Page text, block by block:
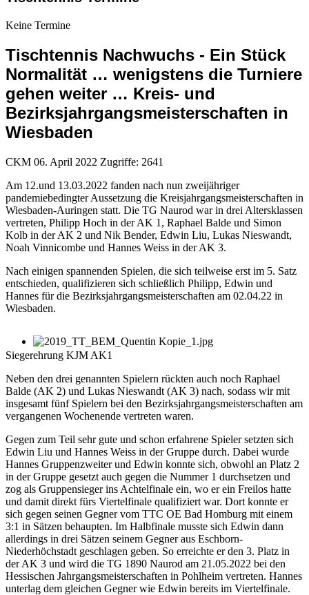
Keine Termine
Tischtennis Nachwuchs - Ein Stück
Normalität … wenigstens die Turniere
gehen weiter … Kreis- und
Bezirksjahrgangsmeisterschaften in
Wiesbaden
CKM 06. April 2022 Zugriffe: 2641
Am 12.und 13.03.2022 fanden nach nun zweijähriger
pandemiebedingter Aussetzung die Kreisjahrgangsmeisterschaften in
Wiesbaden-Auringen statt. Die TG Naurod war in drei Altersklassen
vertreten, Philipp Hoch in der AK 1, Raphael Balde und Simon
Kolb in der AK 2 und Nik Bender, Edwin Liu, Lukas Nieswandt,
Noah Vinnicombe und Hannes Weiss in der AK 3.
Nach einigen spannenden Spielen, die sich teilweise erst im 5. Satz
entschieden, qualifizieren sich schließlich Philipp, Edwin und
Hannes für die Bezirksjahrgangsmeisterschaften am 02.04.22 in
Wiesbaden.
Siegerehrung KJM AK1
Neben den drei genannten Spielern rückten auch noch Raphael
Balde (AK 2) und Lukas Nieswandt (AK 3) nach, sodass wir mit
insgesamt fünf Spielern bei den Bezirksjahrgangsmeisterschaften am
vergangenen Wochenende vertreten waren.
Gegen zum Teil sehr gute und schon erfahrene Spieler setzten sich
Edwin Liu und Hannes Weiss in der Gruppe durch. Dabei wurde
Hannes Gruppenzweiter und Edwin konnte sich, obwohl an Platz 2
in der Gruppe gesetzt auch gegen die Nummer 1 durchsetzen und
zog als Gruppensieger ins Achtelfinale ein, wo er ein Freilos hatte
und damit direkt fürs Viertelfinale qualifiziert war. Dort konnte er
sich gegen seinen Gegner vom TTC OE Bad Homburg mit einem
3:1 in Sätzen behaupten. Im Halbfinale musste sich Edwin dann
allerdings in drei Sätzen seinem Gegner aus Eschborn-
Niederhöchstadt geschlagen geben. So erreichte er den 3. Platz in
der AK 3 und wird die TG 1890 Naurod am 21.05.2022 bei den
Hessischen Jahrgangsmeisterschaften in Pohlheim vertreten. Hannes
unterlag dem gleichen Gegner wie Edwin bereits im Viertelfinale.